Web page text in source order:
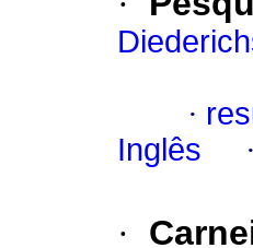
·
Inglês
·
·